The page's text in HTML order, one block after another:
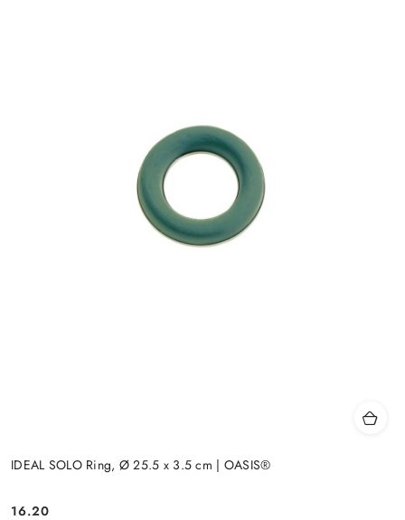
IDEAL SOLO Ring, Ø 25.5 x 3.5 cm | OASIS®
16.20